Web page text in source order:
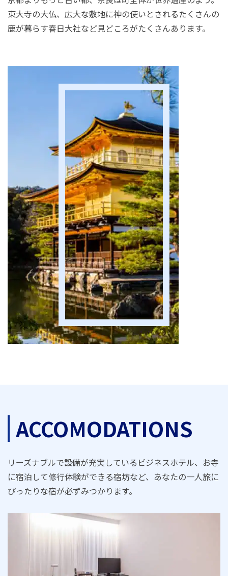
東大寺の大仏、広大な敷地に神の使いとされるたくさんの
鹿が暮らす春日大社など見どころがたくさんあります。
ACCOMODATIONS
リーズナブルで設備が充実しているビジネスホテル、お寺
に宿泊して修行体験ができる宿坊など、あなたの一人旅に
ぴったりな宿が必ずみつかります。